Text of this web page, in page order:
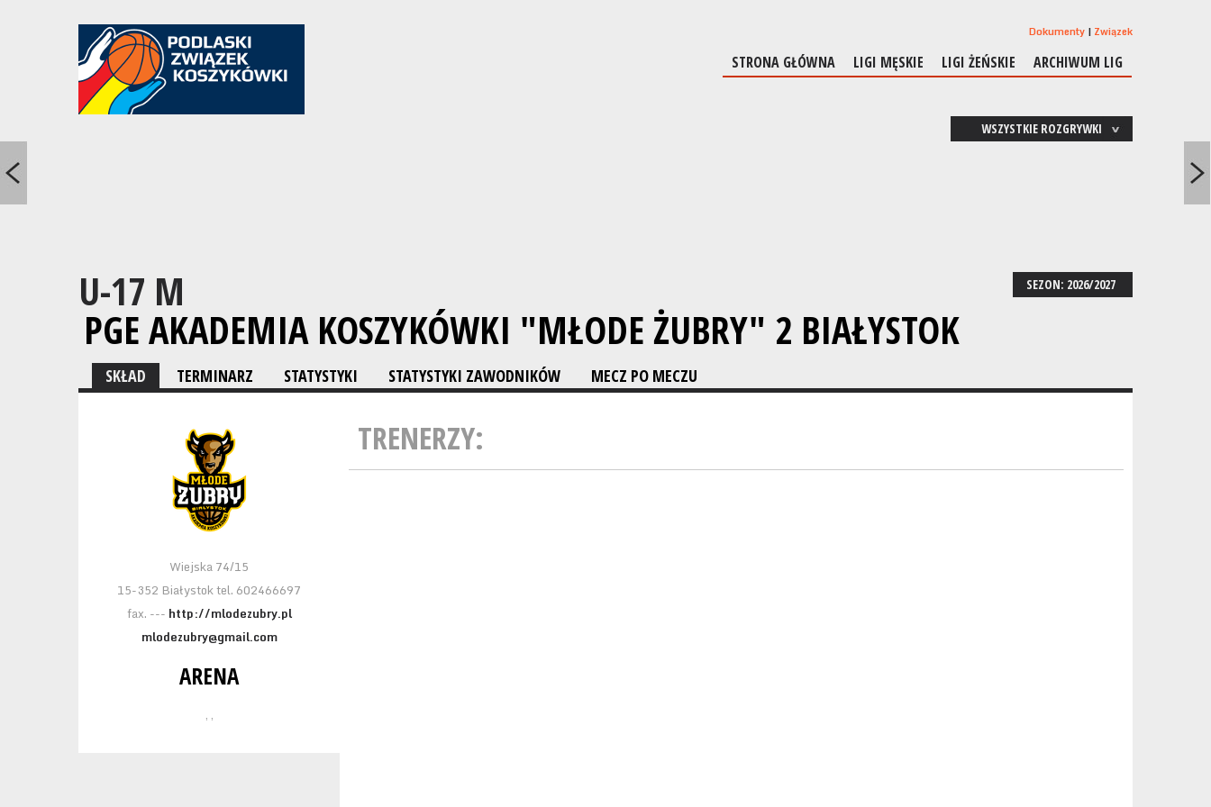
Dokumenty Związek
STRONA GŁÓWNA LIGI MĘSKIE LIGI ŻEŃSKIE ARCHIWUM LIG
WSZYSTKIE ROZGRYWKI
SEZON: 2026/2027
U-17 M
PGE AKADEMIA KOSZYKÓWKI "MŁODE ŻUBRY" 2 BIAŁYSTOK
SKŁAD TERMINARZ STATYSTYKI STATYSTYKI ZAWODNIKÓW MECZ PO MECZU
Wiejska 74/15
15-352 Białystok tel. 602466697
fax. --- http://mlodezubry.pl
mlodezubry@gmail.com
ARENA
, ,
TRENERZY: